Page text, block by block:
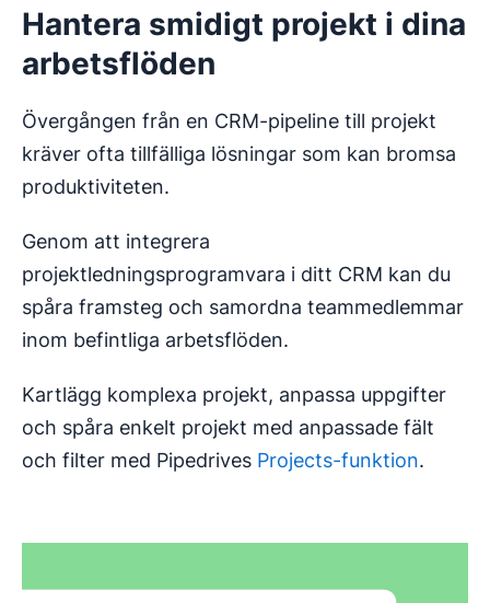
Hantera smidigt projekt i dina
arbetsflöden
Övergången från en CRM-pipeline till projekt
kräver ofta tillfälliga lösningar som kan bromsa
produktiviteten.
Genom att integrera
projektledningsprogramvara i ditt CRM kan du
spåra framsteg och samordna teammedlemmar
inom befintliga arbetsflöden.
Kartlägg komplexa projekt, anpassa uppgifter
och spåra enkelt projekt med anpassade fält
och filter med Pipedrives Projects-funktion.